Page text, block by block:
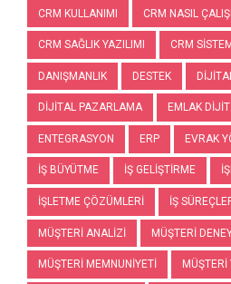
CRM KULLANIMI CRM NASIL
CRM SAĞLIK YAZILIMI CRM
DANIŞMANLIK DESTEK
DIJITAL PAZARLAMA EMLAK
ENTEGRASYON ERP EVRAK
IŞ BÜYÜTME IŞ GELIŞTIRME
IŞLETME ÇÖZÜMLERI IŞ
MÜŞTERI ANALIZI MÜŞTERI
MÜŞTERI MEMNUNIYETI MÜŞTERI